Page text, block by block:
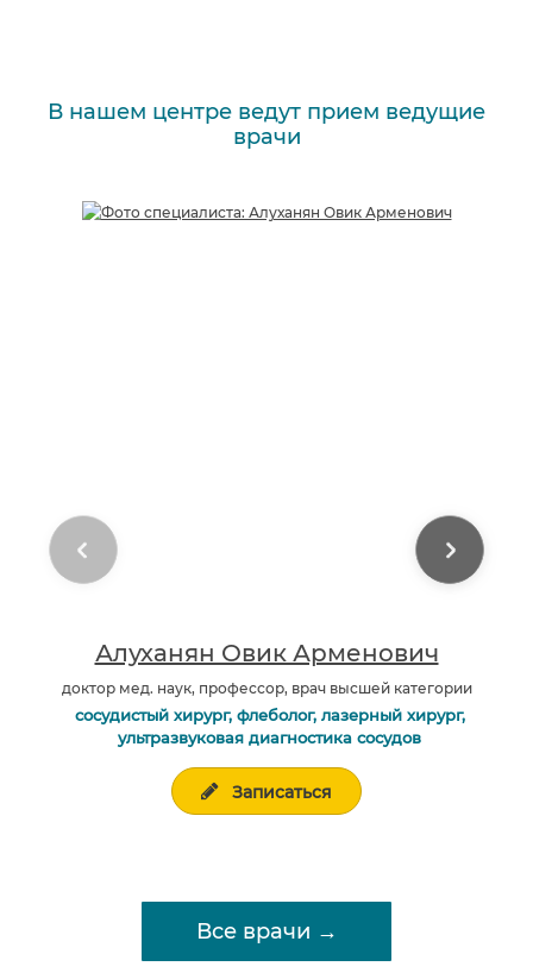
В нашем центре ведут прием ведущие
врачи
Алуханян Овик Арменович
доктор мед. наук, профессор, врач высшей категории
сосудистый хирург, флеболог, лазерный хирург,
ультразвуковая диагностика сосудов
Записаться
Все врачи →